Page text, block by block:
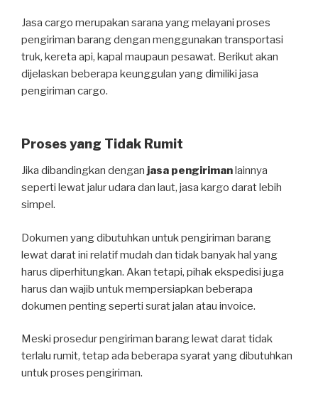
Jasa cargo merupakan sarana yang melayani proses
pengiriman barang dengan menggunakan transportasi
truk, kereta api, kapal maupaun pesawat. Berikut akan
dijelaskan beberapa keunggulan yang dimiliki jasa
pengiriman cargo.
Proses yang Tidak Rumit
Jika dibandingkan dengan jasa pengiriman lainnya
seperti lewat jalur udara dan laut, jasa kargo darat lebih
simpel.
Dokumen yang dibutuhkan untuk pengiriman barang
lewat darat ini relatif mudah dan tidak banyak hal yang
harus diperhitungkan. Akan tetapi, pihak ekspedisi juga
harus dan wajib untuk mempersiapkan beberapa
dokumen penting seperti surat jalan atau invoice.
Meski prosedur pengiriman barang lewat darat tidak
terlalu rumit, tetap ada beberapa syarat yang dibutuhkan
untuk proses pengiriman.